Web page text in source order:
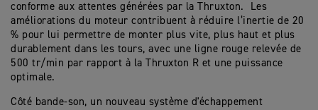
conforme aux attentes générées par la Thruxton. Les
améliorations du moteur contribuent à réduire l’inertie de 20
% pour lui permettre de monter plus vite, plus haut et plus
durablement dans les tours, avec une ligne rouge relevée de
500 tr/min par rapport à la Thruxton R et une puissance
optimale.
Côté bande-son, un nouveau système d'échappement